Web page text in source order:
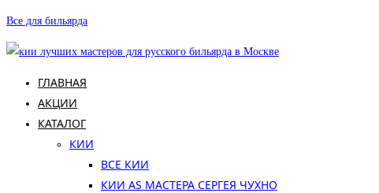
Перейти
к
содержимому
Все для бильярда
ГЛАВНАЯ
АКЦИИ
КАТАЛОГ
КИИ
ВСЕ КИИ
КИИ AS МАСТЕРА СЕРГЕЯ ЧУХНО